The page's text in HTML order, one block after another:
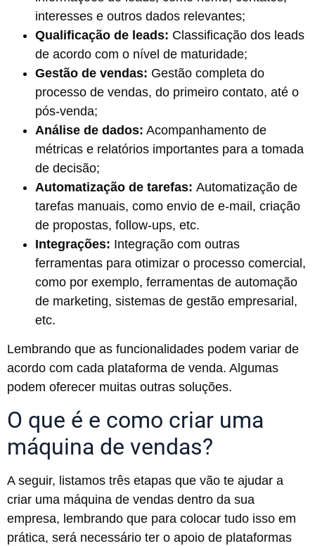
interesses e outros dados relevantes;
Qualificação de leads: Classificação dos leads
de acordo com o nível de maturidade;
Gestão de vendas: Gestão completa do
processo de vendas, do primeiro contato, até o
pós-venda;
Análise de dados: Acompanhamento de
métricas e relatórios importantes para a tomada
de decisão;
Automatização de tarefas: Automatização de
tarefas manuais, como envio de e-mail, criação
de propostas, follow-ups, etc.
Integrações: Integração com outras
ferramentas para otimizar o processo comercial,
como por exemplo, ferramentas de automação
de marketing, sistemas de gestão empresarial,
etc.
Lembrando que as funcionalidades podem variar de
acordo com cada plataforma de venda. Algumas
podem oferecer muitas outras soluções.
O que é e como criar uma
máquina de vendas?
A seguir, listamos três etapas que vão te ajudar a
criar uma máquina de vendas dentro da sua
empresa, lembrando que para colocar tudo isso em
prática, será necessário ter o apoio de plataformas